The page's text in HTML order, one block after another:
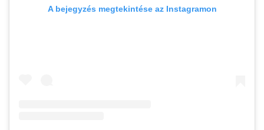
A bejegyzés megtekintése az Instagramon